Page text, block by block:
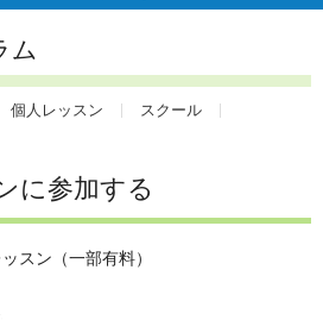
ム
個人レッスン スクール
に参加する
スン（一部有料）